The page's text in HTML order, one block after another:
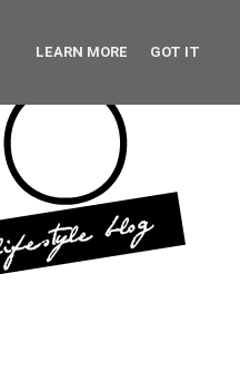
LEARN MORE GOT IT